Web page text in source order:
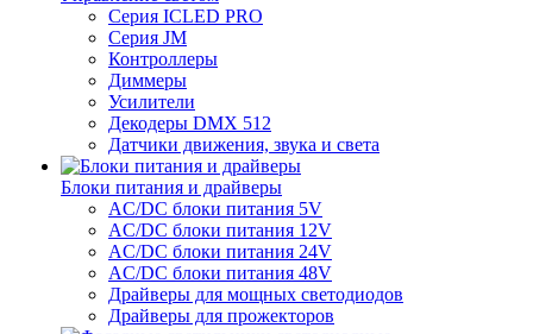
Серия ICLED PRO
Серия JM
Контроллеры
Диммеры
Усилители
Декодеры DMX 512
Датчики движения, звука и света
Блоки питания и драйверы
AC/DC блоки питания 5V
AC/DC блоки питания 12V
AC/DC блоки питания 24V
AC/DC блоки питания 48V
Драйверы для мощных светодиодов
Драйверы для прожекторов